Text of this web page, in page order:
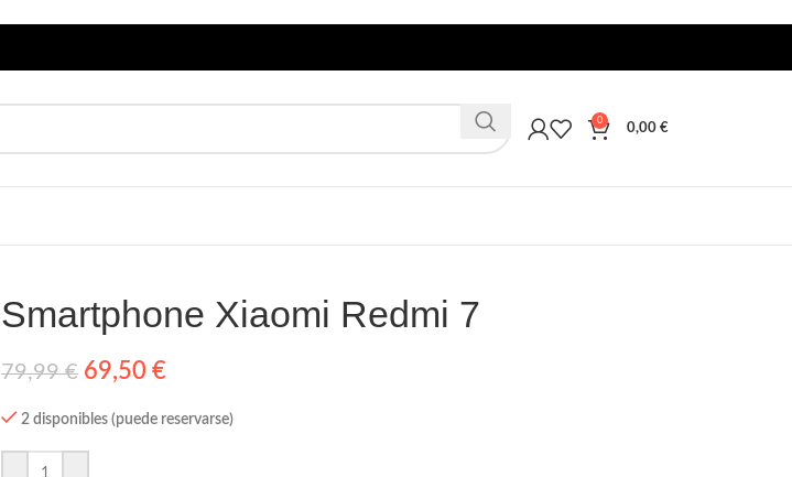
0
0,00 €
Smartphone Xiaomi Redmi 7
79,99€ 69,50 €
2 disponibles (puede reservarse)